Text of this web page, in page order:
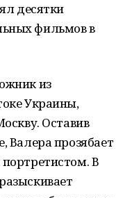
десятки
фильмов в
из
Украины,
Оставив
Валера прозябает
В